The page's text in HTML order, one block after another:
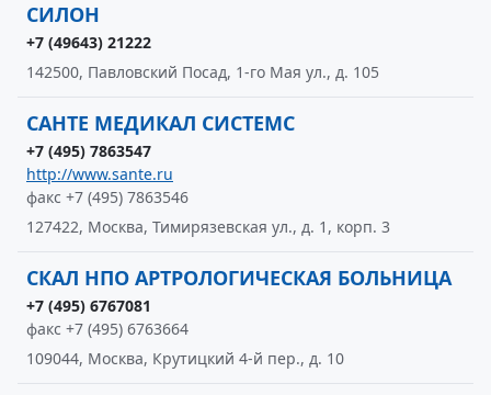
СИЛОН
+7 (49643) 21222
142500, Павловский Посад, 1-го Мая ул., д. 105
САНТЕ МЕДИКАЛ СИСТЕМС
+7 (495) 7863547
http://www.sante.ru
факс +7 (495) 7863546
127422, Москва, Тимирязевская ул., д. 1, корп. 3
СКАЛ НПО АРТРОЛОГИЧЕСКАЯ БОЛЬНИЦА
+7 (495) 6767081
факс +7 (495) 6763664
109044, Москва, Крутицкий 4-й пер., д. 10